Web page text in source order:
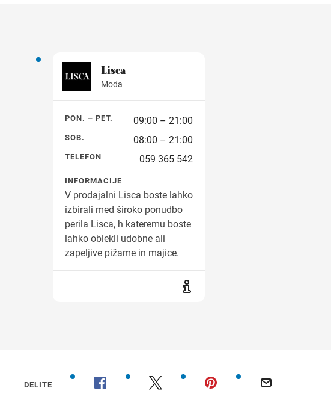
Lisca
Moda
PON. – PET. 09:00 – 21:00
SOB. 08:00 – 21:00
TELEFON 059 365 542
INFORMACIJE
V prodajalni Lisca boste lahko
izbirali med široko ponudbo
perila Lisca, h kateremu boste
lahko oblekli udobne ali
zapeljive pižame in majice.
DELITE